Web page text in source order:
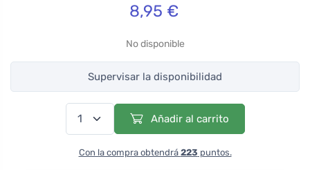
8,95 €
No disponible
Supervisar la disponibilidad
Añadir al carrito
Con la compra obtendrá 223 puntos.